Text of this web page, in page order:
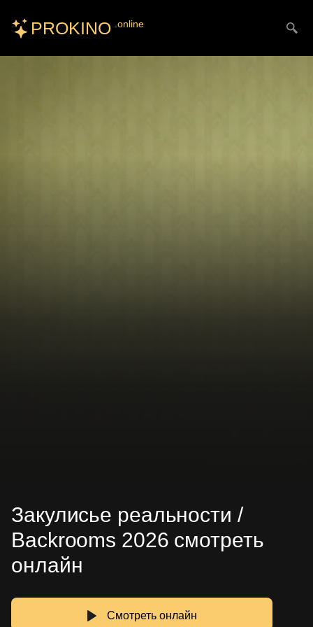
PROKINO .online
Закулисье реальности /
Backrooms 2026 смотреть
онлайн
Смотреть онлайн